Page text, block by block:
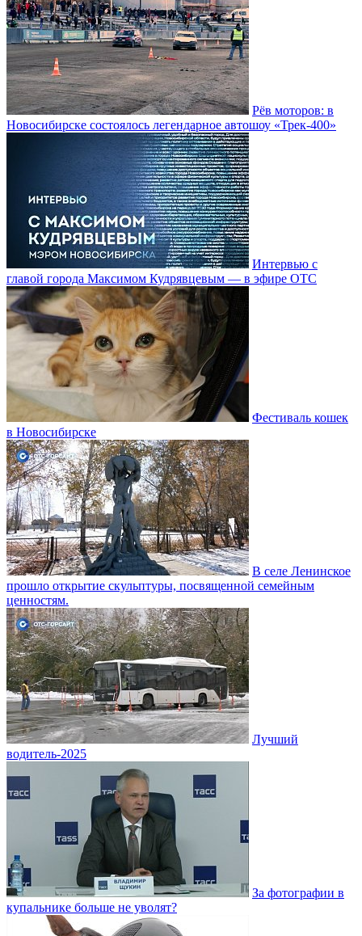
Рёв моторов: в
Новосибирске состоялось легендарное автошоу «Трек-400»
Интервью с
главой города Максимом Кудрявцевым — в эфире ОТС
Фестиваль кошек
в Новосибирске
В селе Ленинское
прошло открытие скульптуры, посвященной семейным
ценностям.
Лучший
водитель-2025
За фотографии в
купальнике больше не уволят?